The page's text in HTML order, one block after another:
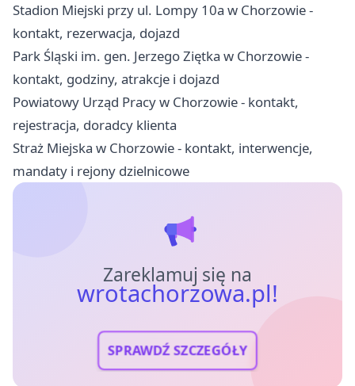
Stadion Miejski przy ul. Lompy 10a w Chorzowie -
kontakt, rezerwacja, dojazd
Park Śląski im. gen. Jerzego Ziętka w Chorzowie -
kontakt, godziny, atrakcje i dojazd
Powiatowy Urząd Pracy w Chorzowie - kontakt,
rejestracja, doradcy klienta
Straż Miejska w Chorzowie - kontakt, interwencje,
mandaty i rejony dzielnicowe
Zareklamuj się na
wrotachorzowa.pl!
SPRAWDŹ SZCZEGÓŁY